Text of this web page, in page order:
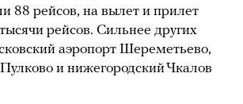
88 рейсов, на вылет и прилет
рейсов. Сильнее других
аэропорт Шереметьево,
и нижегородский Чкалов